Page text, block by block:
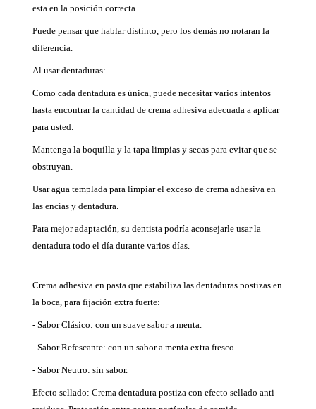
esta en la posición correcta.
Puede pensar que hablar distinto, pero los demás no notaran la
diferencia.
Al usar dentaduras:
Como cada dentadura es única, puede necesitar varios intentos
hasta encontrar la cantidad de crema adhesiva adecuada a aplicar
para usted.
Mantenga la boquilla y la tapa limpias y secas para evitar que se
obstruyan.
Usar agua templada para limpiar el exceso de crema adhesiva en
las encías y dentadura.
Para mejor adaptación, su dentista podría aconsejarle usar la
dentadura todo el día durante varios días.
Crema adhesiva en pasta que estabiliza las dentaduras postizas en
la boca, para fijación extra fuerte:
- Sabor Clásico: con un suave sabor a menta.
- Sabor Refescante: con un sabor a menta extra fresco.
- Sabor Neutro: sin sabor.
Efecto sellado: Crema dentadura postiza con efecto sellado anti-